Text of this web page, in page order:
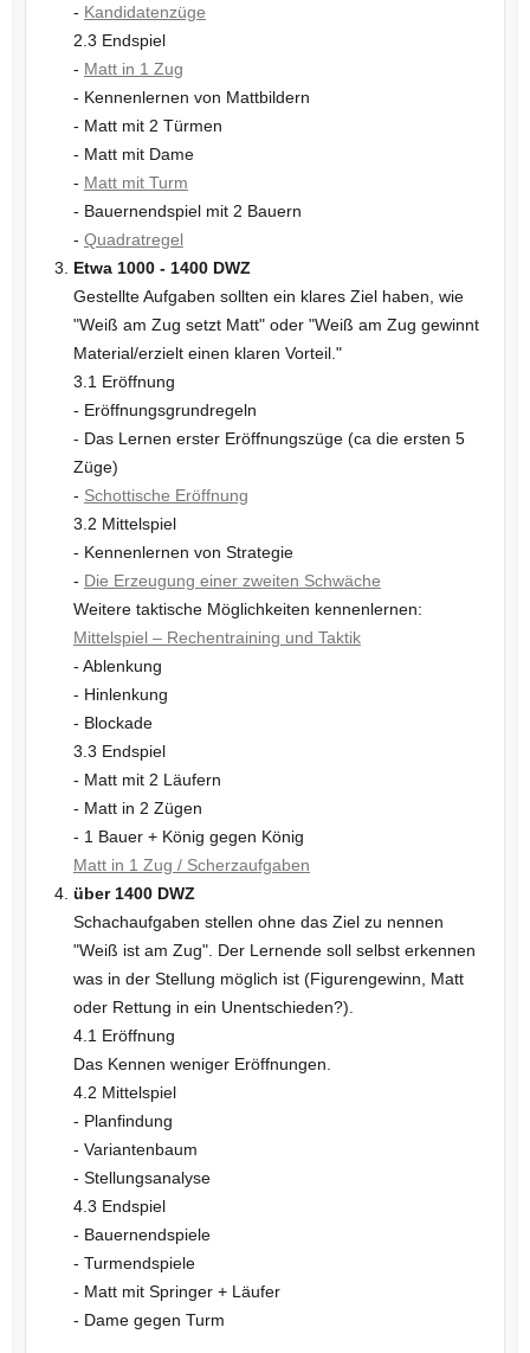
- Kandidatenzüge
2.3 Endspiel
- Matt in 1 Zug
- Kennenlernen von Mattbildern
- Matt mit 2 Türmen
- Matt mit Dame
- Matt mit Turm
- Bauernendspiel mit 2 Bauern
- Quadratregel
Etwa 1000 - 1400 DWZ
Gestellte Aufgaben sollten ein klares Ziel haben, wie
"Weiß am Zug setzt Matt" oder "Weiß am Zug gewinnt
Material/erzielt einen klaren Vorteil."
3.1 Eröffnung
- Eröffnungsgrundregeln
- Das Lernen erster Eröffnungszüge (ca die ersten 5
Züge)
- Schottische Eröffnung
3.2 Mittelspiel
- Kennenlernen von Strategie
- Die Erzeugung einer zweiten Schwäche
Weitere taktische Möglichkeiten kennenlernen:
Mittelspiel – Rechentraining und Taktik
- Ablenkung
- Hinlenkung
- Blockade
3.3 Endspiel
- Matt mit 2 Läufern
- Matt in 2 Zügen
- 1 Bauer + König gegen König
Matt in 1 Zug / Scherzaufgaben
über 1400 DWZ
Schachaufgaben stellen ohne das Ziel zu nennen
"Weiß ist am Zug". Der Lernende soll selbst erkennen
was in der Stellung möglich ist (Figurengewinn, Matt
oder Rettung in ein Unentschieden?).
4.1 Eröffnung
Das Kennen weniger Eröffnungen.
4.2 Mittelspiel
- Planfindung
- Variantenbaum
- Stellungsanalyse
4.3 Endspiel
- Bauernendspiele
- Turmendspiele
- Matt mit Springer + Läufer
- Dame gegen Turm